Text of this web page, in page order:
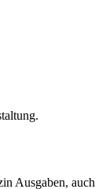
Ausgaben, auch